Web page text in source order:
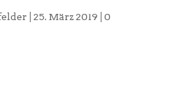
25. März 2019
0